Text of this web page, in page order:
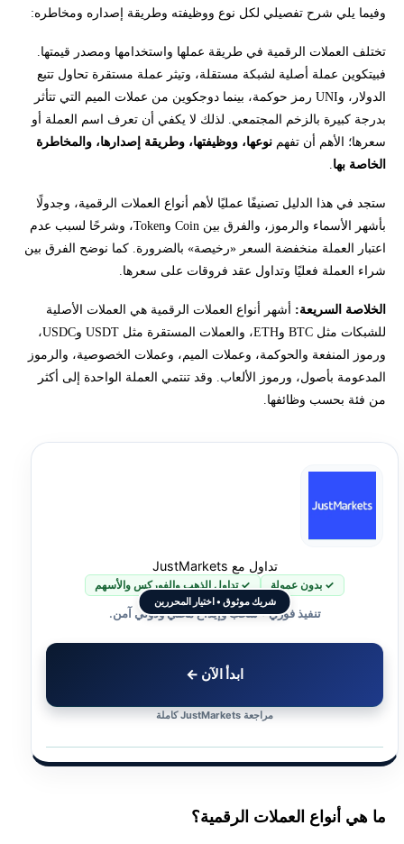
كيف تقارن بين العملات الرقمية قبل اتخاذ قرار؟
شراء العملة أم تداول عقد فروقات عليها؟
وسطاء يتيحون تداول مشتقات العملات الرقمية
مخاطر تختلف حسب نوع العملة
هل العملات الرقمية حلال أم حرام؟
هل العملات الرقمية قانونية؟
كيف يمكن البدء في تداول العملات
وفيما يلي شرح تفصيلي لكل نوع ووظيفته وطريقة إصداره ومخاطره:
تختلف العملات الرقمية في طريقة عملها واستخدامها ومصدر قيمتها.
فبيتكوين عملة أصلية لشبكة مستقلة، وتيثر عملة مستقرة تحاول تتبع
الدولار، وUNI رمز حوكمة، بينما دوجكوين من عملات الميم التي تتأثر
بدرجة كبيرة بالزخم المجتمعي. لذلك لا يكفي أن تعرف اسم العملة أو
سعرها؛ الأهم أن تفهم نوعها، ووظيفتها، وطريقة إصدارها، والمخاطرة
الخاصة بها
ستجد في هذا الدليل تصنيفًا عمليًا لأهم أنواع العملات الرقمية، وجدولًا
بأشهر الأسماء والرموز، والفرق بين Coin وToken، وشرحًا لسبب عدم
اعتبار العملة منخفضة السعر «رخيصة» بالضرورة. كما نوضح الفرق بين
شراء العملة فعليًا وتداول عقد فروقات على سعرها.
الخلاصة السريعة: أشهر أنواع العملات الرقمية هي العملات الأصلية
للشبكات مثل BTC وETH، والعملات المستقرة مثل USDT وUSDC،
ورموز المنفعة والحوكمة، وعملات الميم، وعملات الخصوصية، والرموز
المدعومة بأصول، ورموز الألعاب. وقد تنتمي العملة الواحدة إلى أكثر
من فئة بحسب وظائفها.
شريك موثوق • اختيار المحررين
تداول مع JustMarkets
✓ بدون عمولة ✓ تداول الذهب والفوركس والأسهم
تنفيذ فوري • سحب وإيداع محلي ودولي آمن.
ابدأ الآن ←
مراجعة JustMarkets كاملة
ما هي أنواع العملات الرقمية؟